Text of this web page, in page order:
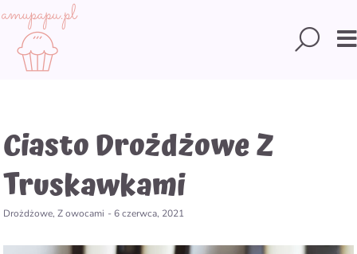
content
Ciasto Drożdżowe Z
Truskawkami
Drożdżowe, Z owocami - 6 czerwca, 2021